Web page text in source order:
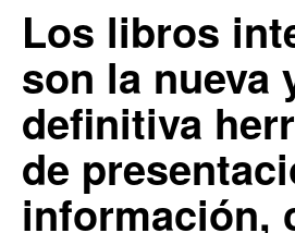
Los libros
son la nueva
definitiva
de
información,